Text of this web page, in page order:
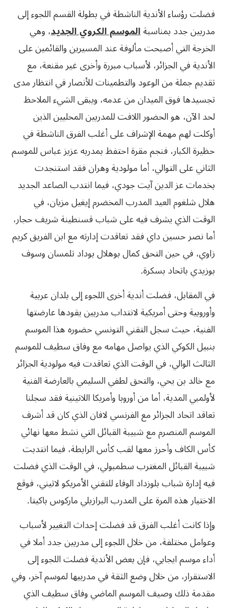
فضلت رؤساء الأندية الناشطة في بطولة القسم اللجوء إلى
مدربين جدد بمناسبةالموسم الكروي الجديد، وهي
الخرجة التي أصبحت مألوفة عند المسيرين والقائمين على
الأندية في الجزائر، لأسباب مبررة وأخرى غير مقنعة، مع
تقديم جملة من الوعود والتطمينات للأنصار في انتظار مدى
تجسيدها فوق الميدان من عدمه، ويبقى الشيء الملاحظ
لحد الآن، هو الحضور اللافت للمدربين المحليين الذين
أوكلت لهم مهمة الإشراف على أغلب الفرق الناشطة في
حظيرة الكبار، فنجم مقرة احتفظ بمدربه عزيز عباس للموسم
الثاني على التوالي، أما مولودية وهران فقد استنجدت
بخدمات عز الدين آيت جودي، فيما انتدب الصاعد الجديد
هلال شلغوم العيد المدرب المخضرم إيغيل مزيان، في
الوقت الذي يشرف فيه على شباب قسنطينة شريف حجار،
أما نصر حسين داي فقد تعاقدت إدارته مع ابن الفريق كريم
زاوي، في حين التحق كمال بوهلال بوداد تلمسان وسوف
بوزيدي باتحاد بسكرة.
في المقابل، فضلت أندية أخرى اللجوء إلى بلدان عربية
وأوروبية وحتى أمريكية لانتداب مدربين يقودها عارضتها
الفنية، حيث سجل التقني التونسي حضوره هذا الموسم
بنبيل الكوكي الذي يواصل مهامه مع وفاق سطيف للموسم
الثالث الوالي، في الوقت الذي تعاقدت فيه مولودية الجزائر
مع خالد بن يحي، والتحق لطفي السليمي بالعارضة الفنية
لأولمبي المدية، أما من أوروبا وأمريكا اللاتينية فقد سجلنا
تعاقد اتحاد الجزائر مع الفرنسي لافان الذي كان قد أشرف
الموسم المنصرم مع شبيبة القبائل التي نشط معها نهائي
كأس الكاف وأحرز معها لقب كأس الرابطة، فيما انتدبت
شبيبة القبائل المغترب سطمبولي، في الوقت الذي فضلت
فيه إدارة شباب بلوزداد الوفاء للتقني الأمريكو لاتيني، فوقع
الاختيار هذه المرة على المدرب البرازيلي ماركوس باكيتا.
وإذا كانت أغلب الفرق قد فضلت إحداث التغيير لأسباب
وعوامل مختلفة، من خلال اللجوء إلى مدربين جدد أملا في
أداء موسم ايجابي، فإن بعض الأندية فضلت اللجوء إلى
الاستقرار، من خلال وضع الثقة في مدربيها لموسم آخر، وفي
مقدمة ذلك وصيف الموسم الماضي وفاق سطيف الذي